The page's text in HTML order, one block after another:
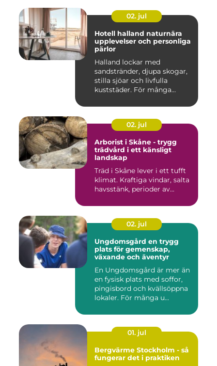
02. jul
Hotell halland naturnära
upplevelser och personliga
pärlor
Halland lockar med
sandstränder, djupa skogar,
stilla sjöar och livfulla
kuststäder. För många
02. jul
Arborist i Skåne - trygg
trädvård i ett känsligt
landskap
Träd i Skåne lever i ett tufft
klimat. Kraftiga vindar, salta
havsstänk, perioder av...
02. jul
Ungdomsgård en trygg
plats för gemenskap,
växande och äventyr
En Ungdomsgård är mer än
en fysisk plats med soffor,
pingisbord och kvällsöppna
lokaler. För många u...
01. jul
Bergvärme Stockholm - så
fungerar det i praktiken